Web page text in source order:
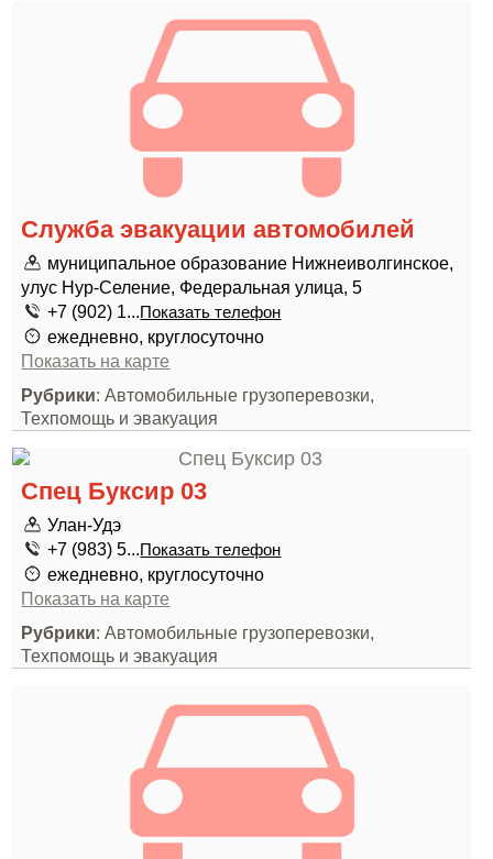
Служба эвакуации автомобилей
муниципальное образование Нижнеиволгинское,
улус Нур-Селение, Федеральная улица, 5
+7 (902) 1...Показать телефон
ежедневно, круглосуточно
Показать на карте
Рубрики: Автомобильные грузоперевозки,
Техпомощь и эвакуация
Спец Буксир 03
Улан-Удэ
+7 (983) 5...Показать телефон
ежедневно, круглосуточно
Показать на карте
Рубрики: Автомобильные грузоперевозки,
Техпомощь и эвакуация